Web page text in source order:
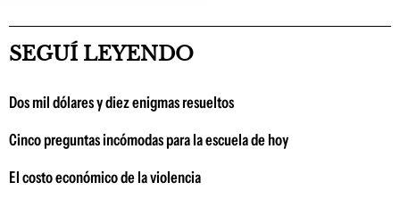
SEGUÍ LEYENDO
Dos mil dólares y diez enigmas resueltos
Cinco preguntas incómodas para la escuela de hoy
El costo económico de la violencia